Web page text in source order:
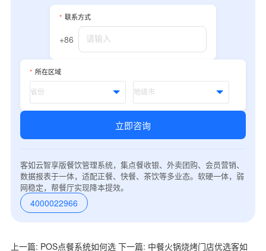
* 联系方式
+86
* 所在区域
立即咨询
客如云智享版餐饮管理系统，集点餐收银、外卖团购、会员营销、
数据报表于一体，适配正餐、快餐、茶饮等多业态。软硬一体，弱
网稳定，帮餐厅实现降本提效。
4000022966
上一篇: POS点餐系统如何选 下一篇: 中餐火锅烧烤门店优选客如